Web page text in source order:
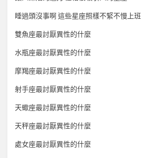
睡過頭沒事啊 這些星座照樣不緊不慢上班
雙魚座最討厭異性的什麼
水瓶座最討厭異性的什麼
摩羯座最討厭異性的什麼
射手座最討厭異性的什麼
天蠍座最討厭異性的什麼
天秤座最討厭異性的什麼
處女座最討厭異性的什麼